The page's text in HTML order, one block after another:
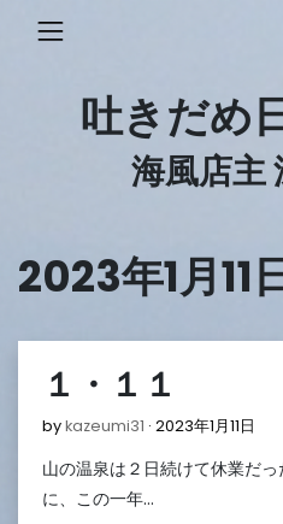
吐きだめ
海風店主
2023年1月11
１・１１
bykazeumi31 2023年1月11日
1
山の温泉は２日続けて休業だ
に、この一年…